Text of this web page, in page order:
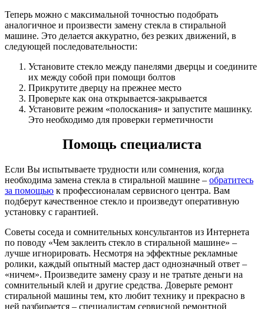
Теперь можно с максимальной точностью подобрать
аналогичное и произвести замену стекла в стиральной
машине. Это делается аккуратно, без резких движений, в
следующей последовательности:
Установите стекло между панелями дверцы и соедините
их между собой при помощи болтов
Прикрутите дверцу на прежнее место
Проверьте как она открывается-закрывается
Установите режим «полоскания» и запустите машинку.
Это необходимо для проверки герметичности
Помощь специалиста
Если Вы испытываете трудности или сомнения, когда
необходима замена стекла в стиральной машине – обратитесь
за помощью к профессионалам сервисного центра. Вам
подберут качественное стекло и произведут оперативную
установку с гарантией.
Советы соседа и сомнительных консультантов из Интернета
по поводу «Чем заклеить стекло в стиральной машине» –
лучше игнорировать. Несмотря на эффектные рекламные
ролики, каждый опытный мастер даст однозначный ответ –
«ничем». Произведите замену сразу и не тратьте деньги на
сомнительный клей и другие средства. Доверьте ремонт
стиральной машины тем, кто любит технику и прекрасно в
ней разбирается – специалистам сервисной ремонтной